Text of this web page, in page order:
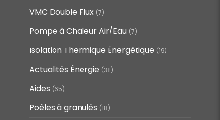
VMC Double Flux (7)
Pompe à Chaleur Air/Eau (7)
Isolation Thermique Énergétique (19)
Actualités Énergie (38)
Aides (65)
Poêles à granulés (18)